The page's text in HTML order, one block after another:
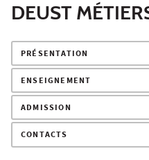
DEUST
PRÉSENTATION
ENSEIGNEMENT
ADMISSION
CONTACTS